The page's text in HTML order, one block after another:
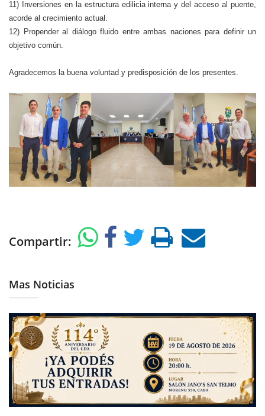
11) Inversiones en la estructura edilicia interna y del acceso al puente,
acorde al crecimiento actual.
12) Propender al diálogo fluido entre ambas naciones para definir un
objetivo común.
Agradecemos la buena voluntad y predisposición de los presentes.
Compartir:
Mas Noticias
07/08/2026